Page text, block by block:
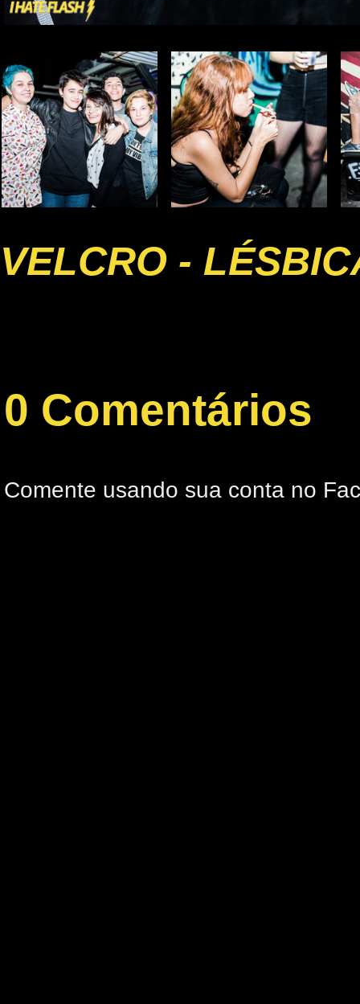
VELCRO -
0 Comentários
Comente usando sua conta no